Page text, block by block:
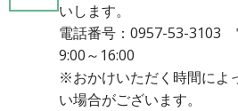
いします。
電話番号：0957-53-3103
9:00～16:00
※おかけいただく時間によ
い場合がございます。